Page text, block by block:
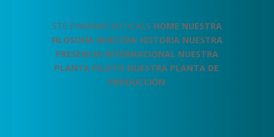
STE PHARMACEUTICALS HOME NUESTRA
FILOSOFÍA NUESTRA HISTORIA NUESTRA
PRESENCIA INTERNACIONAL NUESTRA
PLANTA PILOTO NUESTRA PLANTA DE
PRODUCCIÓN